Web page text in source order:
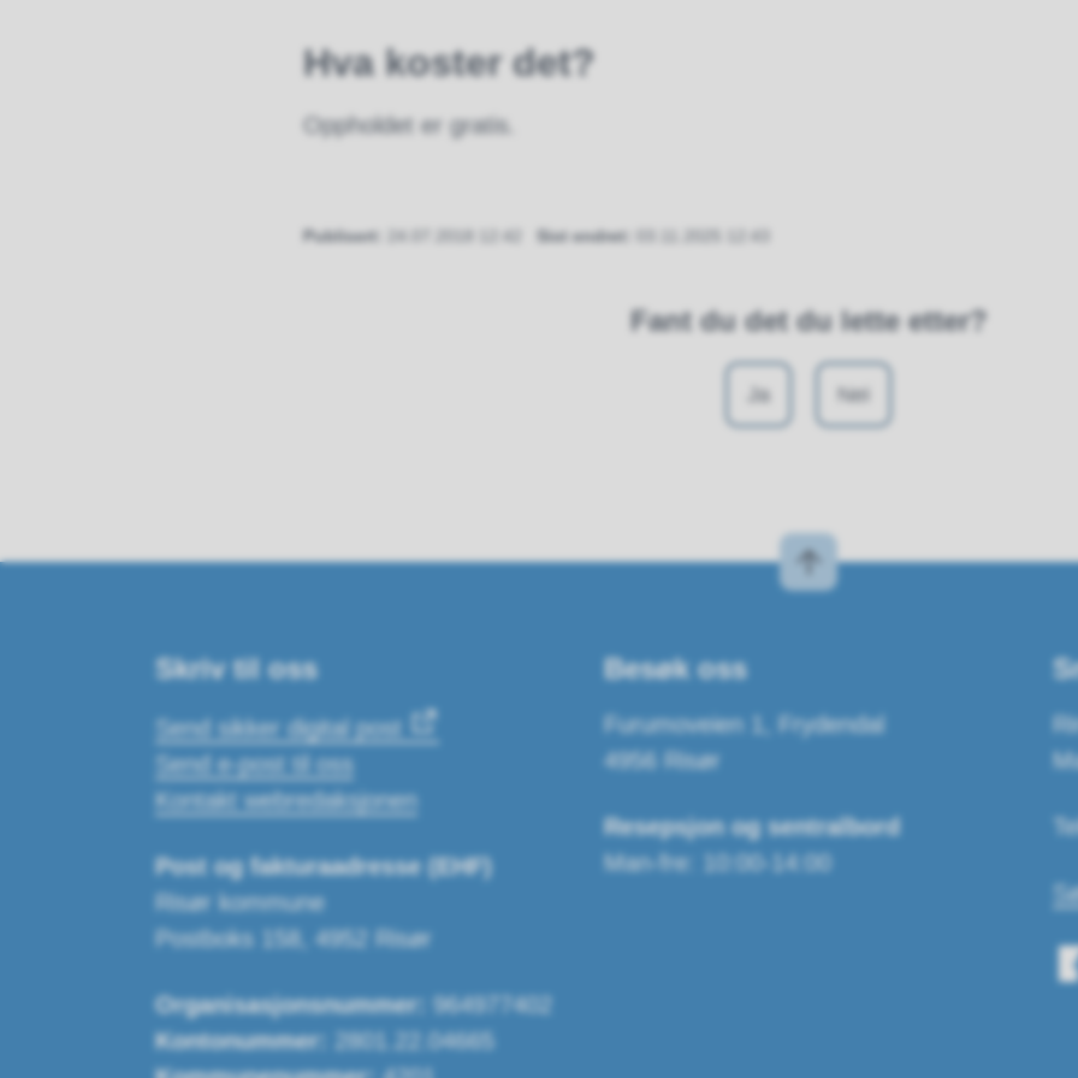
Hva koster det?
Oppholdet er gratis.
Publisert 24.07.2018 12:42 Sist endret 03.11.2025 12:43
Fant du det du lette etter?
Ja Nei
Skriv til oss
Send sikker digital post
Send e-post til oss
Kontakt webredaksjonen
Post og fakturaadresse (EHF)
Risør kommune
Postboks 158, 4952 Risør
Organisasjonsnummer:
964977402
Kontonummer:
2801.22.04665
Besøk oss
Furumoveien 1, Frydendal
4956 Risør
Resepsjon og sentralbord
Man-fre: 10:00-14:00